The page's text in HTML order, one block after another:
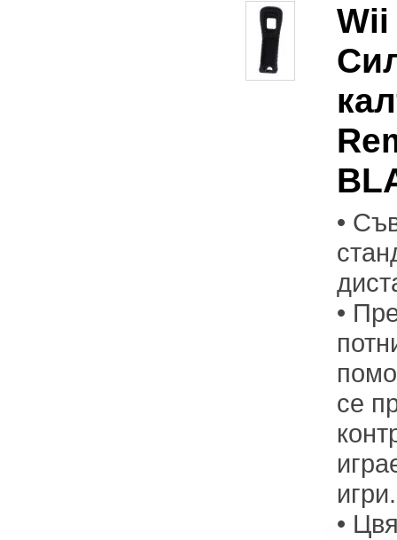
Wii
•
•
се
игри.
•